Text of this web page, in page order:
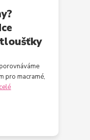
pro macramé,